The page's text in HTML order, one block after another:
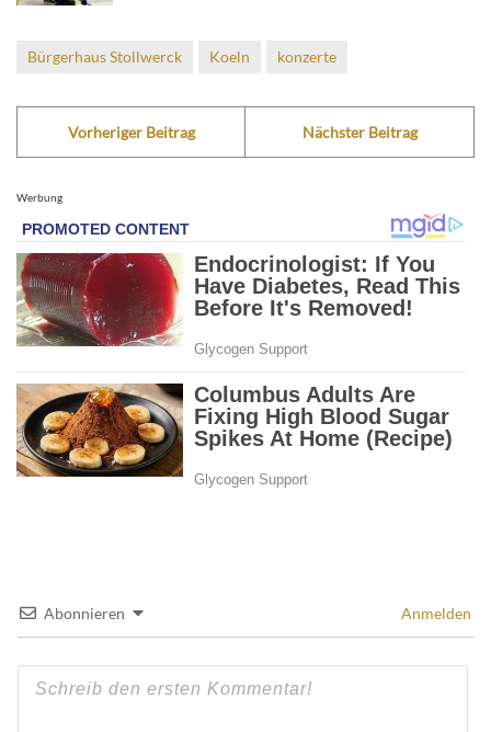
Bürgerhaus Stollwerck Koeln konzerte
Vorheriger Beitrag Nächster Beitrag
Werbung
Abonnieren Anmelden